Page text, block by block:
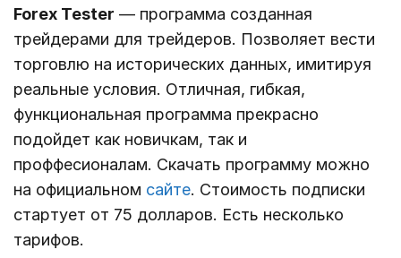
Forex Tester — программа созданная
трейдерами для трейдеров. Позволяет вести
торговлю на исторических данных, имитируя
реальные условия. Отличная, гибкая,
функциональная программа прекрасно
подойдет как новичкам, так и
проффесионалам. Скачать программу можно
на официальном сайте. Стоимость подписки
стартует от 75 долларов. Есть несколько
тарифов.